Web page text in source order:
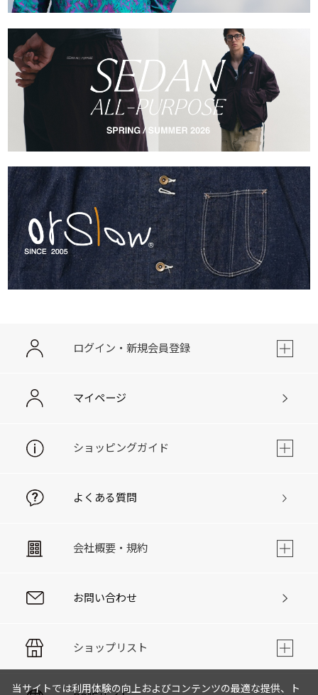
ログイン・新規会員登録
マイページ
ショッピングガイド
よくある質問
会社概要・規約
お問い合わせ
ショップリスト
当サイトでは利用体験の向上およびコンテンツの最適な提供、ト